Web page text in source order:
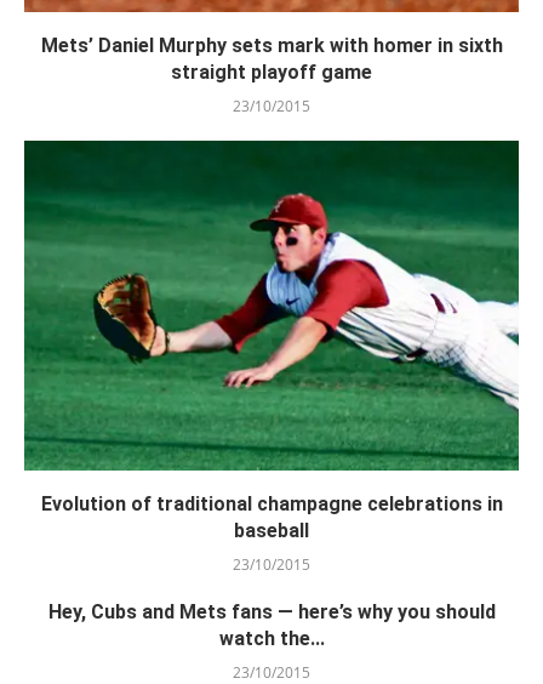
Mets’ Daniel Murphy sets mark with homer in sixth
straight playoff game
23/10/2015
Evolution of traditional champagne celebrations in
baseball
23/10/2015
Hey, Cubs and Mets fans — here’s why you should
watch the...
23/10/2015